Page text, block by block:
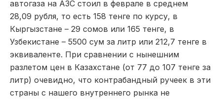
автогаза на АЗС стоил в феврале в среднем
28,09 рубля, то есть 158 тенге по курсу, в
Кыргызстане – 29 сомов или 165 тенге, в
Узбекистане – 5500 сум за литр или 212,7 тенге в
эквиваленте. При сравнении с нынешним
разлетом цен в Казахстане (от 77 до 107 тенге за
литр) очевидно, что контрабандный ручеек в эти
страны с нашего внутреннего рынка не